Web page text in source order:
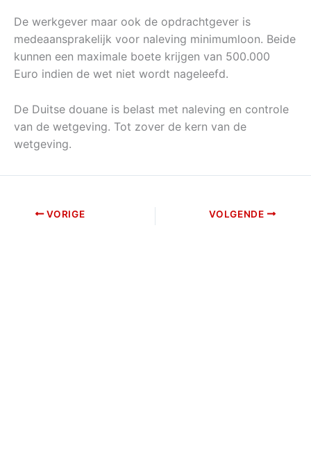
De werkgever maar ook de opdrachtgever is
medeaansprakelijk voor naleving minimumloon. Beide
kunnen een maximale boete krijgen van 500.000
Euro indien de wet niet wordt nageleefd.
De Duitse douane is belast met naleving en controle
van de wetgeving. Tot zover de kern van de
wetgeving.
VORIGE VOLGENDE